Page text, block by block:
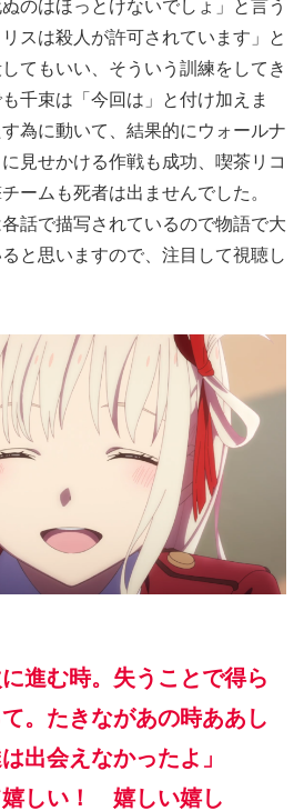
のはほっとけないでしょ」と言う
スは殺人が許可されています」と
てもいい、そういう訓練をしてき
千束は「今回は」と付け加えま
為に動いて、結果的にウォールナ
見せかける作戦も成功、喫茶リコ
ームも死者は出ませんでした。
話で描写されているので物語で大
と思いますので、注目して視聴し
に進む時。失うことで得ら
。たきながあの時ああし
出会えなかったよ」
嬉しい！ 嬉しい嬉し